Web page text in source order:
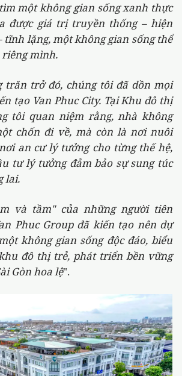
một không gian sống xanh thực
được giá trị truyền thống – hiện
tĩnh lặng, một không gian sống thể
mình.
trăn trở đó, chúng tôi đã dồn mọi
tạo Van Phuc City. Tại Khu đô thị
tôi quan niệm rằng, nhà không
chốn đi về, mà còn là nơi nuôi
an cư lý tưởng cho từng thế hệ,
tư lý tưởng đảm bảo sự sung túc
lai.
và tầm" của những người tiên
Phuc Group đã kiến tạo nên dự
không gian sống độc đáo, biểu
đô thị trẻ, phát triển bền vững
Gòn hoa lệ".